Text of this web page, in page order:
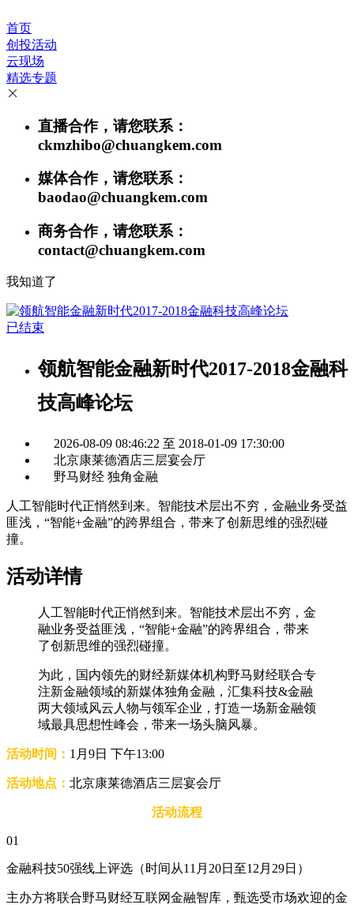
首页
创投活动
云现场
精选专题
直播合作，请您联系：
ckmzhibo@chuangkem.com
媒体合作，请您联系：
baodao@chuangkem.com
商务合作，请您联系：
contact@chuangkem.com
我知道了
已结束
领航智能金融新时代2017-2018金融科
技高峰论坛
2026-08-09 08:46:22 至 2018-01-09 17:30:00
北京康莱德酒店三层宴会厅
野马财经 独角金融
人工智能时代正悄然到来。智能技术层出不穷，金融业务受益
匪浅，“智能+金融”的跨界组合，带来了创新思维的强烈碰
撞。
活动详情
人工智能时代正悄然到来。智能技术层出不穷，金
融业务受益匪浅，“智能+金融”的跨界组合，带来
了创新思维的强烈碰撞。
为此，国内领先的财经新媒体机构野马财经联合专
注新金融领域的新媒体独角金融，汇集科技&金融
两大领域风云人物与领军企业，打造一场新金融领
域最具思想性峰会，带来一场头脑风暴。
活动时间： 1月9日 下午13:00
活动地点： 北京康莱德酒店三层宴会厅
活动流程
01
金融科技50强线上评选（时间从11月20日至12月29日）
主办方将联合野马财经互联网金融智库，甄选受市场欢迎的金